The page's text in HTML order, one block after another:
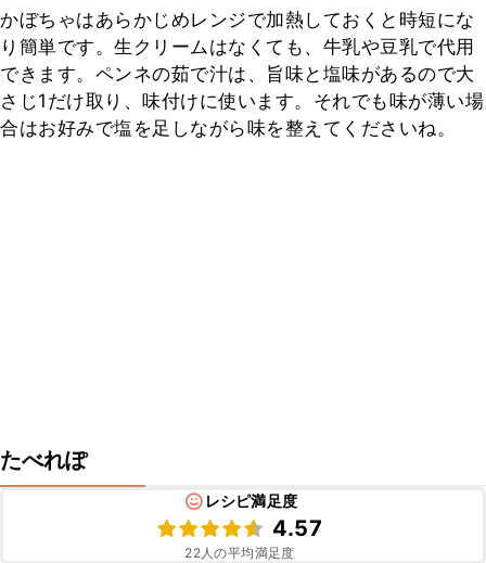
かぼちゃはあらかじめレンジで加熱しておくと時短にな
り簡単です。生クリームはなくても、牛乳や豆乳で代用
できます。ペンネの茹で汁は、旨味と塩味があるので大
さじ1だけ取り、味付けに使います。それでも味が薄い場
合はお好みで塩を足しながら味を整えてくださいね。
たべれぽ
レシピ満足度
4.57
22人の平均満足度